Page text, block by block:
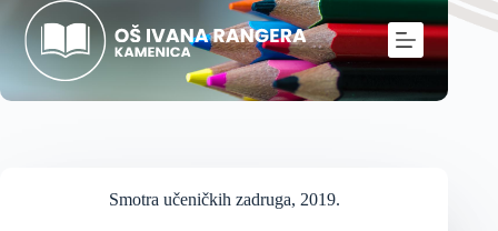
Smotra učeničkih zadruga, 2019.